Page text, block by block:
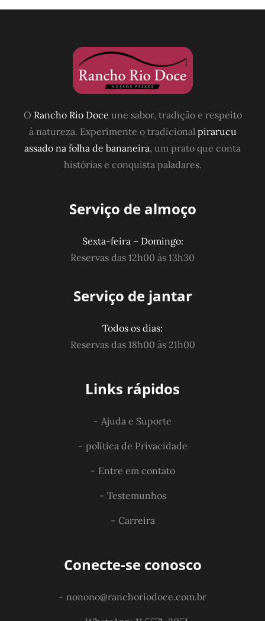
O Rancho Rio Doce une sabor, tradição e respeito
à natureza. Experimente o tradicional pirarucu
assado na folha de bananeira, um prato que conta
histórias e conquista paladares.
Serviço de almoço
Sexta-feira – Domingo:
Reservas das 12h00 às 13h30
Serviço de jantar
Todos os dias:
Reservas das 18h00 às 21h00
Links rápidos
Ajuda e Suporte
política de Privacidade
Entre em contato
Testemunhos
Carreira
Conecte-se conosco
nonono@ranchoriodoce.com.br